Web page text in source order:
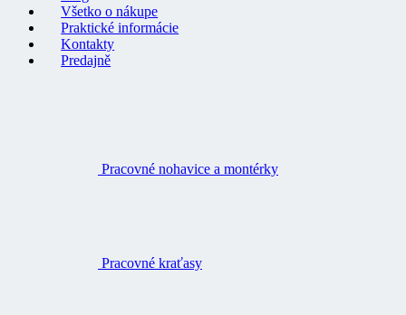
Všetko o nákupe
Praktické informácie
Kontakty
Predajně
Pracovné nohavice a montérky
Pracovné kraťasy